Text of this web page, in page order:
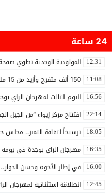
24 ساعة
12:31 المولودية الوجدية تطوي
11:08 150 ألف متفرج وأزيد من 15 مليون مشاهدة رقمية… مهرجان الراي للشرق يسدل الستار على دورة استثنائية
16:56 اليوم الثالث لمهرجان الراي
22:14 افتتاح مركز إيواء “من
18:05 ​ترسيخاً لثقافة التميز.. مجلس
16:35 مهرجان الراي بوجدة في يومه
16:00 في إطار الأخوة وحسن الجوار..
12:45 انطلاقة استثنائية لمهرجان الراي للشرق 2026 بوجدة: أكثر من 25 ألف متفرج يُدشّنون أولى